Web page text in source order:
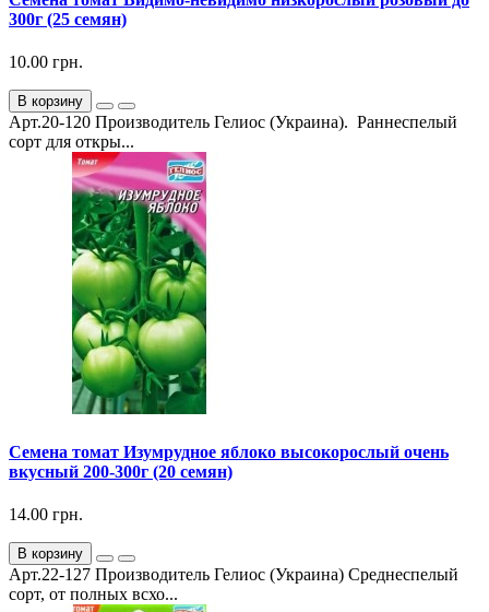
300г (25 семян)
10.00 грн.
В корзину
Арт.20-120 Производитель Гелиос (Украина). Раннеспелый
сорт для откры...
Семена томат Изумрудное яблоко высокорослый очень
вкусный 200-300г (20 семян)
14.00 грн.
В корзину
Арт.22-127 Производитель Гелиос (Украина) Среднеспелый
сорт, от полных всхо...